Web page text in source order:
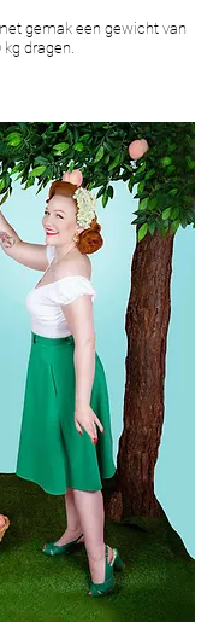
gemak een gewicht van
kg dragen.